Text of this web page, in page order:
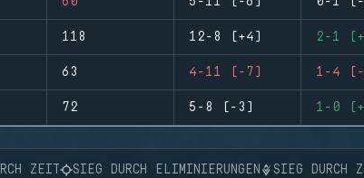
118 12-8 (+4) 2-1
63 4-11 (-7) 1-4 (-
72 5-8 (-3) 1-0
ZEIT SIEG DURCH ELIMINIERUNGEN SIEG DURCH